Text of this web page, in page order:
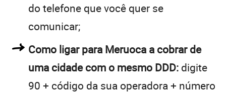
do telefone que você quer se
comunicar;
Como ligar para Meruoca a cobrar de
uma cidade com o mesmo DDD: digite
90 + código da sua operadora + número